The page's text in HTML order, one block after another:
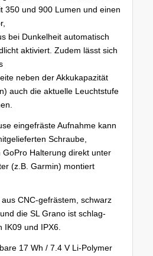
350 und 900 Lumen und einen
bei Dunkelheit automatisch
aktiviert. Zudem lässt sich
neben der Akkukapazität
auch die aktuelle Leuchtstufe
eingefräste Aufnahme kann
Schraube,
Halterung direkt unter
(z.B. Garmin) montiert
CNC-gefrästem, schwarz
die SL Grano ist schlag-
IK09 und IPX6.
17 Wh / 7.4 V Li-Polymer